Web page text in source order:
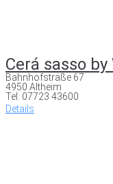
Cerá sasso
Bahnhofstraße 67
4950 Altheim
Tel: 07723 43600
Details